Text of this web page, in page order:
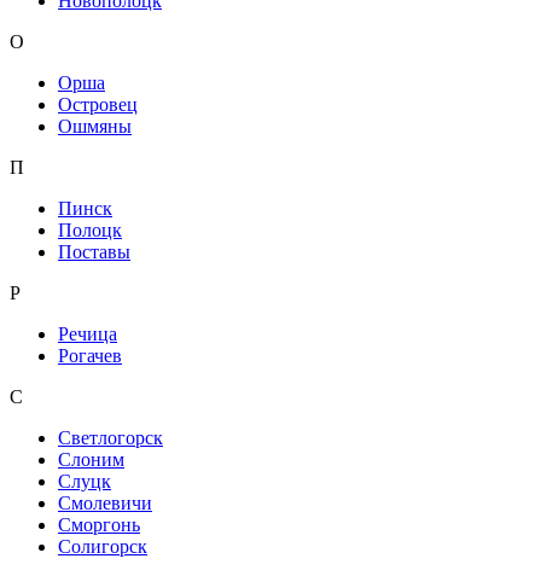
О
Орша
Островец
Ошмяны
П
Пинск
Полоцк
Поставы
Р
Речица
Рогачев
С
Светлогорск
Слоним
Слуцк
Смолевичи
Сморгонь
Солигорск